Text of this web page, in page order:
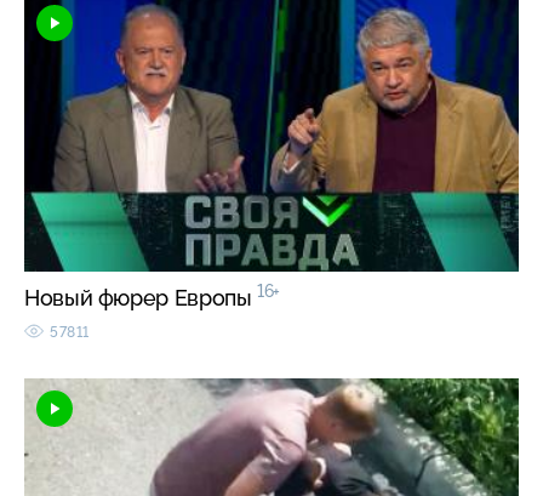
Новый фюрер Европы 16+
57811